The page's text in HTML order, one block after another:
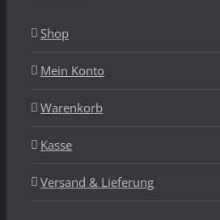
Shop
Mein Konto
Warenkorb
Kasse
Versand & Lieferung